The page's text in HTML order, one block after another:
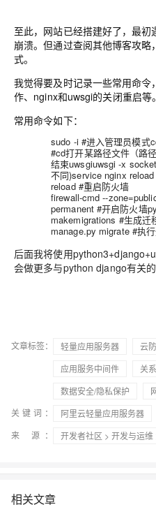
至此，网站已经搭建好了，最
崩溃。但通过查阅其他博客攻
式。
我觉得要及时记录一些常用命
作、nginx和uwsgi的关闭重启等。
常用命令如下：
sudo -i #进入管理员模式
#cd打开某路径文件（路
结束uwsgiuwsgi -x
不同)service nginx
reload #重启防火墙
firewall-cmd --
permanent #开启防火墙
makemigrations #生成迁
manage.py migrate #执
后面我将使用
会做更多与python django有关的
文章标签： 轻量应用服务器 云
应用服务中间件
关
数据安全/隐私保护
关键词：
阿里云轻量应用服务器
来 源：
开发者社区 > 开发与运维
相关文章